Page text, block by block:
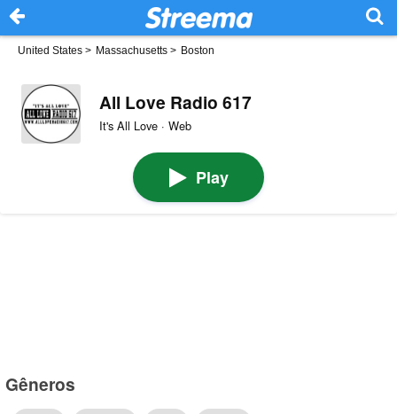
United States > Massachusetts > Boston
All Love Radio 617
It's All Love · Web
Play
Gêneros